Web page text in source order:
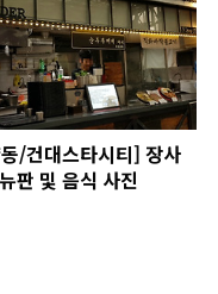
/건대스타시티] 장사
판 및 음식 사진